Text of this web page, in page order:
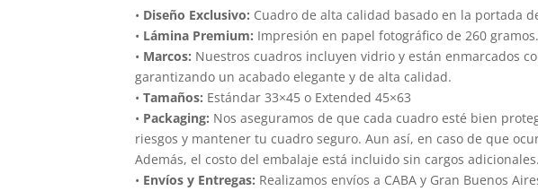
• Diseño Exclusivo: Cuadro de alta calidad basado en la portada
• Lámina Premium: Impresión en papel fotográfico de 260 gramos.
• Marcos: Nuestros cuadros incluyen vidrio y están enmarcados
garantizando un acabado elegante y de alta calidad.
•Tamaños: Estándar 33×45 o Extended 45×63
• Packaging: Nos aseguramos de que cada cuadro esté bien
riesgos y mantener tu cuadro seguro. Aun así, en caso de que
Además, el costo del embalaje está incluido sin cargos adicionales.
• Envíos y Entregas: Realizamos envíos a CABA y Gran Buenos